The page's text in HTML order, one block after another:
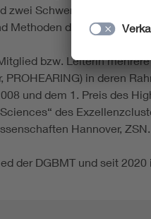
zwei Schwerpunkte in
Methoden der Bildgebung,
bzw. Leiterin
PROHEARING) in deren
und dem 1. Preis des
des
Hannover, ZSN.
der DGBMT und seit